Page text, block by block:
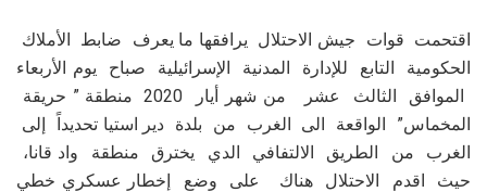
اقتحمت قوات جيش الاحتلال يرافقها ما يعرف ضابط الأملاك
الحكومية التابع للإدارة المدنية الإسرائيلية صباح يوم الأربعاء
الموافق الثالث عشر من شهر أيار 2020 منطقة ” حريقة
المخماس” الواقعة الى الغرب من بلدة دير استيا تحديداً إلى
الغرب من الطريق الالتفافي الدي يخترق منطقة واد قانا،
حيث اقدم الاحتلال هناك على وضع إخطار عسكري خطي